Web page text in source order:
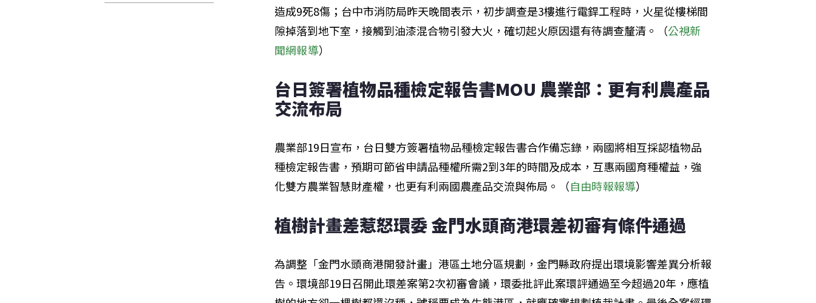
造成9死8傷；台中市消防局昨天晚間表示，初步調查是3樓進行電銲工程時，火星從樓梯間
隙掉落到地下室，接觸到油漆混合物引發大火，確切起火原因還有待調查釐清。（公視新
聞網報導）
台日簽署植物品種檢定報告書MOU 農業部：更有利農產品
交流布局
農業部19日宣布，台日雙方簽署植物品種檢定報告書合作備忘錄，兩國將相互採認植物品
種檢定報告書，預期可節省申請品種權所需2到3年的時間及成本，互惠兩國育種權益，強
化雙方農業智慧財產權，也更有利兩國農產品交流與佈局。（自由時報報導）
植樹計畫差惹怒環委 金門水頭商港環差初審有條件通過
為調整「金門水頭商港開發計畫」港區土地分區規劃，金門縣政府提出環境影響差異分析報
告。環境部19日召開此環差案第2次初審會議，環委批評此案環評通過至今超過20年，應植